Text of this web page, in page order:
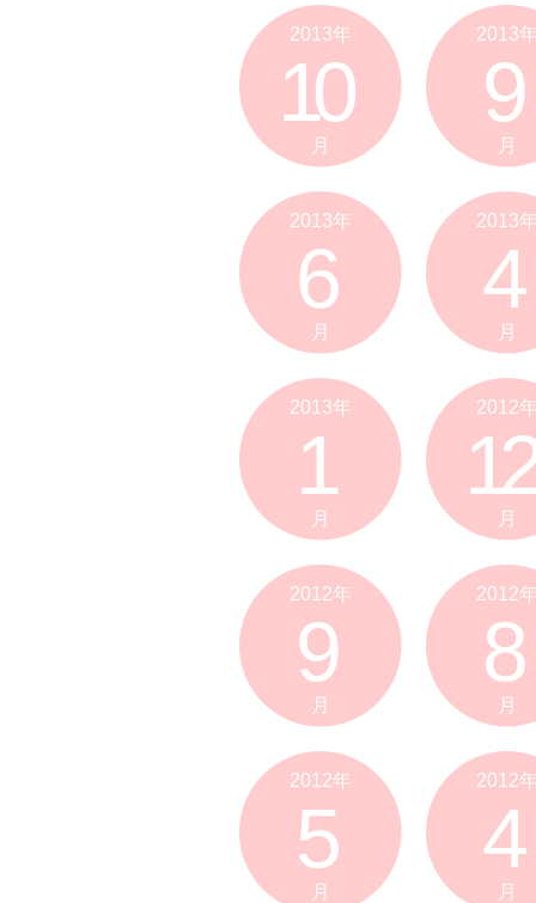
2013年
10
月
2013
9
月
2013年
6
月
2013
4
月
2013年
1
月
2012
12
月
2012年
9
月
2012
8
月
2012年
5
月
2012
4
月